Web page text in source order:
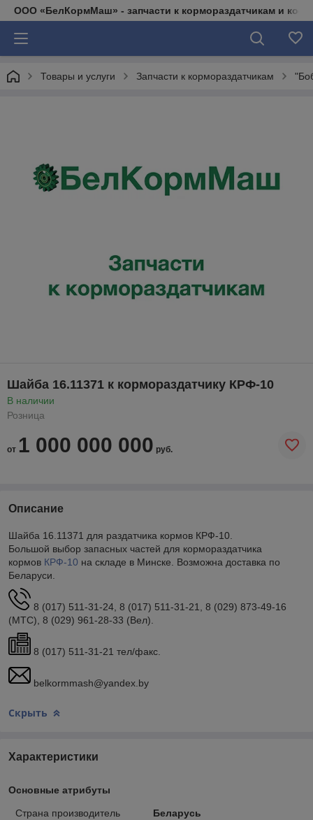
ООО «БелКормМаш» - запчасти к кормораздатчикам и
Товары и услуги Запчасти к кормораздатчикам
Шайба 16.11371 к кормораздатчику КРФ-10
В наличии
Розница
от 1 000 000 000 руб.
Описание
Шайба 16.11371 для раздатчика кормов КРФ-10.
Большой выбор запасных частей для кормораздатчика
кормов КРФ-10 на складе в Минске. Возможна доставка по
Беларуси.
8 (017) 511-31-24, 8 (017) 511-31-21, 8 (029) 873-49-16
(МТС), 8 (029) 961-28-33 (Вел).
8 (017) 511-31-21 тел/факс.
belkormmash@yandex.by
Скрыть
Характеристики
Основные атрибуты
Страна производитель Беларусь